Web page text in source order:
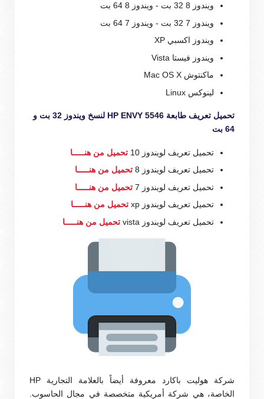
ويندوز 8 32 بت - ويندوز 8 64 بت
ويندوز 7 32 بت - ويندوز 7 64 بت
ويندوز اكسبي XP
ويندوز فيستا Vista
ماكنتوش Mac OS X
لينوكس Linux
تحميل تعريف طابعة HP ENVY 5546 لنسخ ويندوز 32 بت و
64 بت
تحميل تعريف لويندوز 10
تحميل من هنـــــا
تحميل تعريف لويندوز 8
تحميل من هنـــــا
تحميل تعريف لويندوز 7
تحميل من هنـــــا
تحميل تعريف لويندوز xp
تحميل من هنـــــا
تحميل تعريف لويندوز vista
تحميل من هنـــــا
شركة هوليت باكارد معروفة أيضاً بالعلامة التجارية HP
الخاصة، هي شركة أمريكية متخصصة في مجال الحاسوب.